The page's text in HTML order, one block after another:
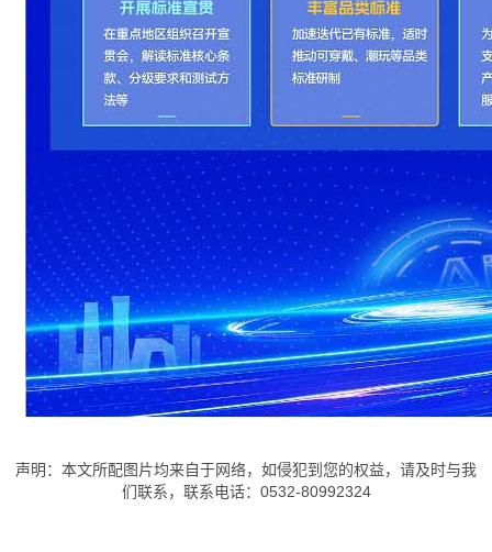
声明：本文所配图片均来自于网络，如侵犯到您的权益，请及时与我
们联系，联系电话：0532-80992324